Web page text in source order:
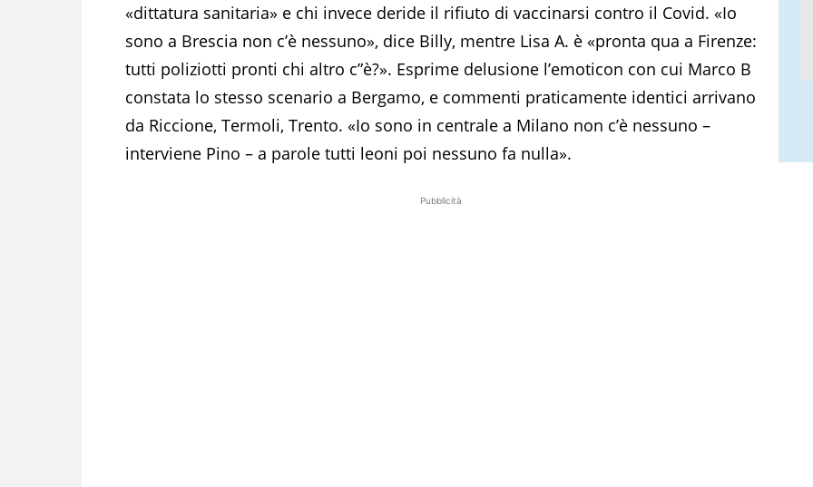
«dittatura sanitaria» e chi invece deride il rifiuto di vaccinarsi contro il Covid. «Io
sono a Brescia non c’è nessuno», dice Billy, mentre Lisa A. è «pronta qua a Firenze:
tutti poliziotti pronti chi altro c”è?». Esprime delusione l’emoticon con cui Marco B
constata lo stesso scenario a Bergamo, e commenti praticamente identici arrivano
da Riccione, Termoli, Trento. «Io sono in centrale a Milano non c’è nessuno –
interviene Pino – a parole tutti leoni poi nessuno fa nulla».
Pubblicità